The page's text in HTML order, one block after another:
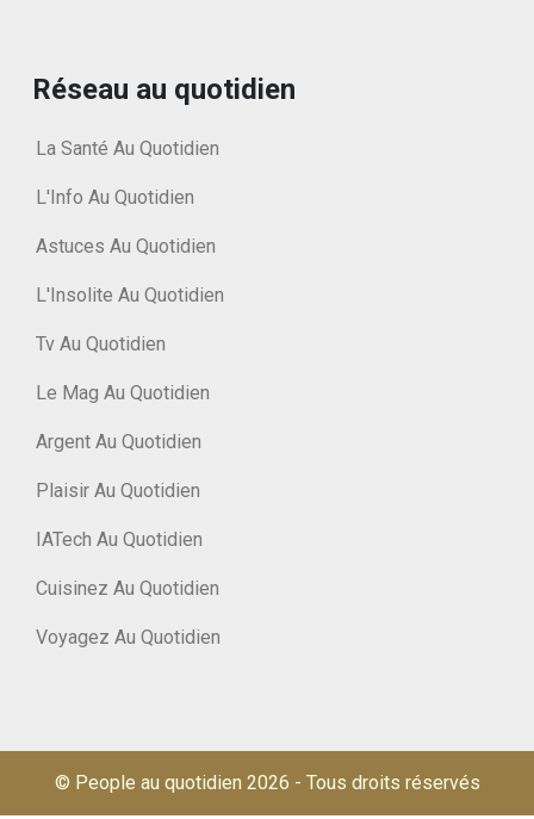
Réseau au quotidien
La Santé Au Quotidien
L'Info Au Quotidien
Astuces Au Quotidien
L'Insolite Au Quotidien
Tv Au Quotidien
Le Mag Au Quotidien
Argent Au Quotidien
Plaisir Au Quotidien
IATech Au Quotidien
Cuisinez Au Quotidien
Voyagez Au Quotidien
© People au quotidien 2026 - Tous droits réservés